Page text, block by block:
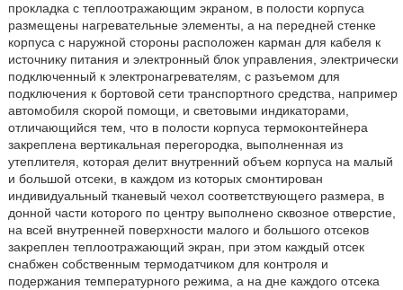
прокладка с теплоотражающим экраном, в полости корпуса
размещены нагревательные элементы, а на передней стенке
корпуса с наружной стороны расположен карман для кабеля к
источнику питания и электронный блок управления, электрически
подключенный к электронагревателям, с разъемом для
подключения к бортовой сети транспортного средства, например
автомобиля скорой помощи, и световыми индикаторами,
отличающийся тем, что в полости корпуса термоконтейнера
закреплена вертикальная перегородка, выполненная из
утеплителя, которая делит внутренний объем корпуса на малый
и большой отсеки, в каждом из которых смонтирован
индивидуальный тканевый чехол соответствующего размера, в
донной части которого по центру выполнено сквозное отверстие,
на всей внутренней поверхности малого и большого отсеков
закреплен теплоотражающий экран, при этом каждый отсек
снабжен собственным термодатчиком для контроля и
подержания температурного режима, а на дне каждого отсека